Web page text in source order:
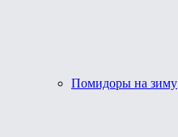
Помидоры на зиму